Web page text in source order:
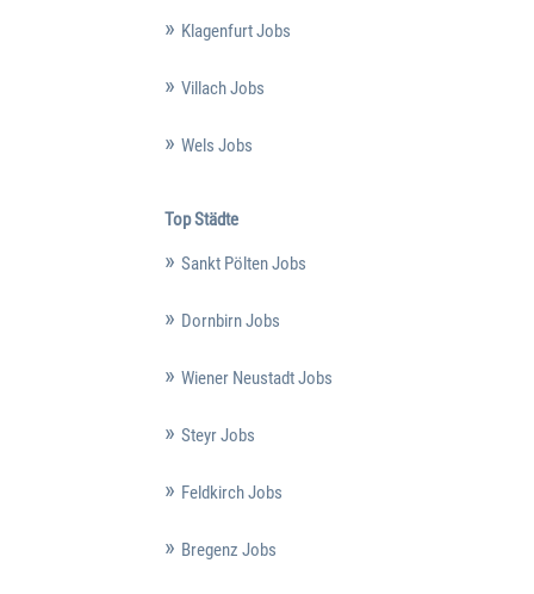
Klagenfurt Jobs
Villach Jobs
Wels Jobs
Top Städte
Sankt Pölten Jobs
Dornbirn Jobs
Wiener Neustadt Jobs
Steyr Jobs
Feldkirch Jobs
Bregenz Jobs